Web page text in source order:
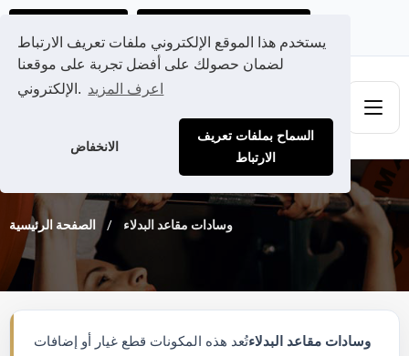
يستخدم هذا الموقع الإلكتروني ملفات تعريف الارتباط
لضمان حصولك على أفضل تجربة على موقعنا
الإلكتروني. اعرف المزيد
الانخفاض
السماح بملفات تعريف
الارتباط
الصفحة الرئيسية وسادات مقاعد البدلاء
وسادات مقاعد البدلاءتُعد هذه المكونات قطع غيار أو إضافات